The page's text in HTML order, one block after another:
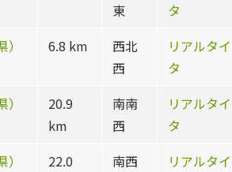
東
タ
6.8 km
西北
西
リアルタ
タ
20.9
km
南南
西
リアルタ
タ
22.0
南西
リアルタ